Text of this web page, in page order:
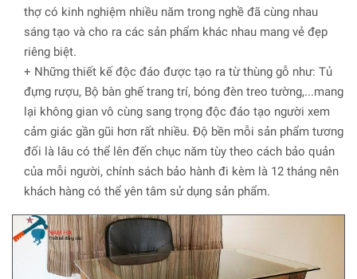
thợ có kinh nghiệm nhiều năm trong nghề đã cùng nhau
sáng tạo và cho ra các sản phẩm khác nhau mang vẻ đẹp
riêng biệt.
+ Những thiết kế độc đáo được tạo ra từ thùng gỗ như: Tủ
đựng rượu, Bộ bàn ghế trang trí, bóng đèn treo tường,...mang
lại không gian vô cùng sang trọng độc đáo tạo người xem
cảm giác gần gũi hơn rất nhiều. Độ bền mỗi sản phẩm tương
đối là lâu có thể lên đến chục năm tùy theo cách bảo quản
của mỗi người, chính sách bảo hành đi kèm là 12 tháng nên
khách hàng có thể yên tâm sử dụng sản phẩm.